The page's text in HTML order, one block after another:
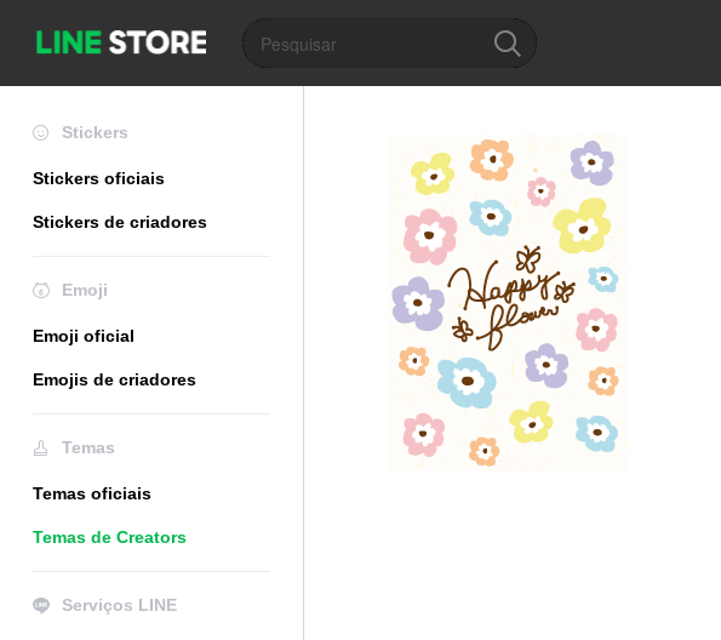
Stickers
Stickers oficiais
Stickers de criadores
Emoji
Emoji oficial
Emojis de criadores
Temas
Temas oficiais
Temas de Creators
Serviços LINE